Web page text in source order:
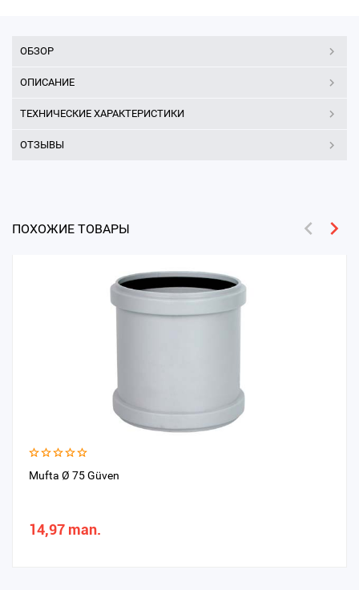
ОБЗОР
ОПИСАНИЕ
ТЕХНИЧЕСКИЕ ХАРАКТЕРИСТИКИ
ОТЗЫВЫ
ПОХОЖИЕ ТОВАРЫ
Mufta Ø 75 Güven
14,97 man.